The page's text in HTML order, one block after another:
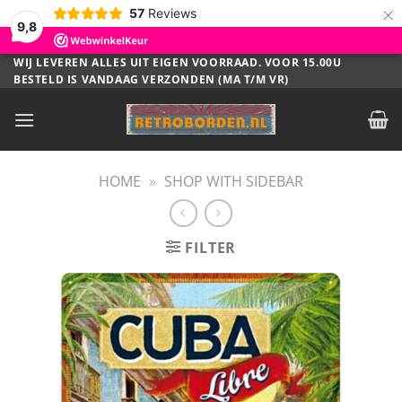
9,8
57 Reviews ×
Ga
naar
WIJ LEVEREN ALLES UIT EIGEN VOORRAAD. VOOR 15.00U
BESTELD IS VANDAAG VERZONDEN (MA T/M VR)
HOME » SHOP WITH SIDEBAR
FILTER